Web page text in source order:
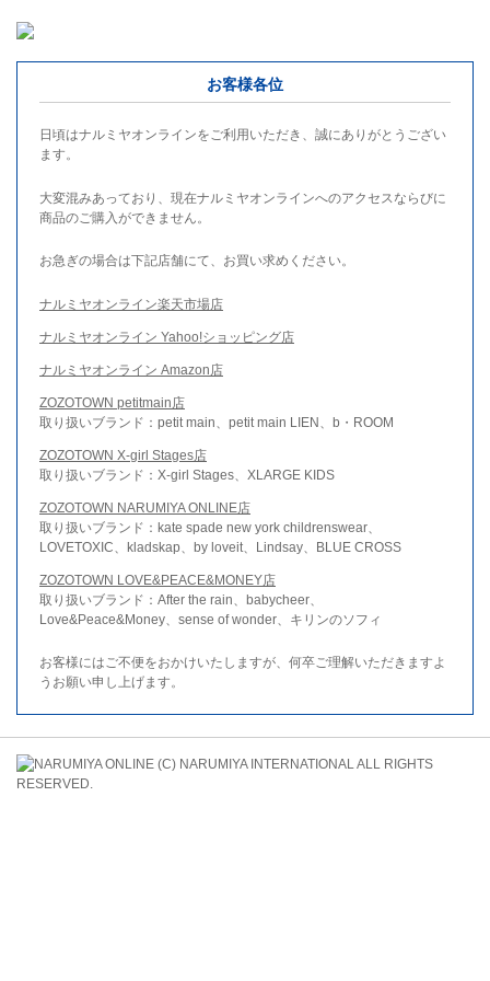
お客様各位
日頃はナルミヤオンラインをご利用いただき、誠にありがとうござい
ます。
大変混みあっており、現在ナルミヤオンラインへのアクセスならびに
商品のご購入ができません。
お急ぎの場合は下記店舗にて、お買い求めください。
ナルミヤオンライン楽天市場店
ナルミヤオンライン Yahoo!ショッピング店
ナルミヤオンライン Amazon店
ZOZOTOWN petitmain店
取り扱いブランド：petit main、petit main LIEN、b・ROOM
ZOZOTOWN X-girl Stages店
取り扱いブランド：X-girl Stages、XLARGE KIDS
ZOZOTOWN NARUMIYA ONLINE店
取り扱いブランド：kate spade new york childrenswear、
LOVETOXIC、kladskap、by loveit、Lindsay、BLUE CROSS
ZOZOTOWN LOVE&PEACE&MONEY店
取り扱いブランド：After the rain、babycheer、
Love&Peace&Money、sense of wonder、キリンのソフィ
お客様にはご不便をおかけいたしますが、何卒ご理解いただきますよ
うお願い申し上げます。